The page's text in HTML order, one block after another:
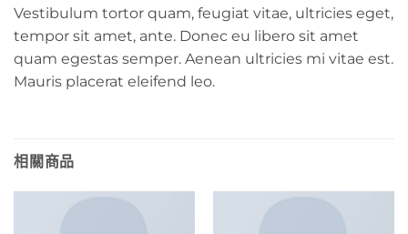
Vestibulum tortor quam, feugiat vitae, ultricies eget,
tempor sit amet, ante. Donec eu libero sit amet
quam egestas semper. Aenean ultricies mi vitae est.
Mauris placerat eleifend leo.
相關商品